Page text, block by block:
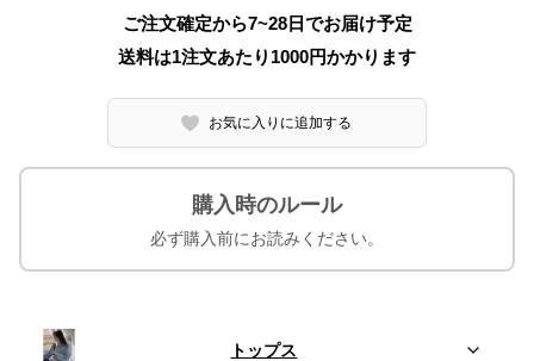
ご注文確定から7~28日でお届け予定
送料は1注文あたり 1000円かかります
お気に入りに追加する
購入時のルール
必ず購入前にお読みください。
トップス